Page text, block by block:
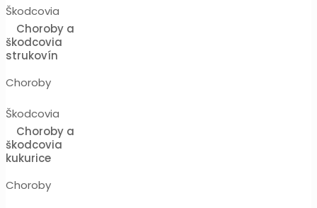
Škodcovia
Choroby a
škodcovia
strukovín
Choroby
Škodcovia
Choroby a
škodcovia
kukurice
Choroby